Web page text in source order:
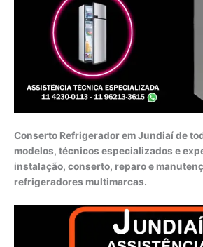
Conserto Refrigerador em Jundiaí de
modelos, técnicos especializados e
instalação, conserto, reparo e
refrigeradores multimarcas.